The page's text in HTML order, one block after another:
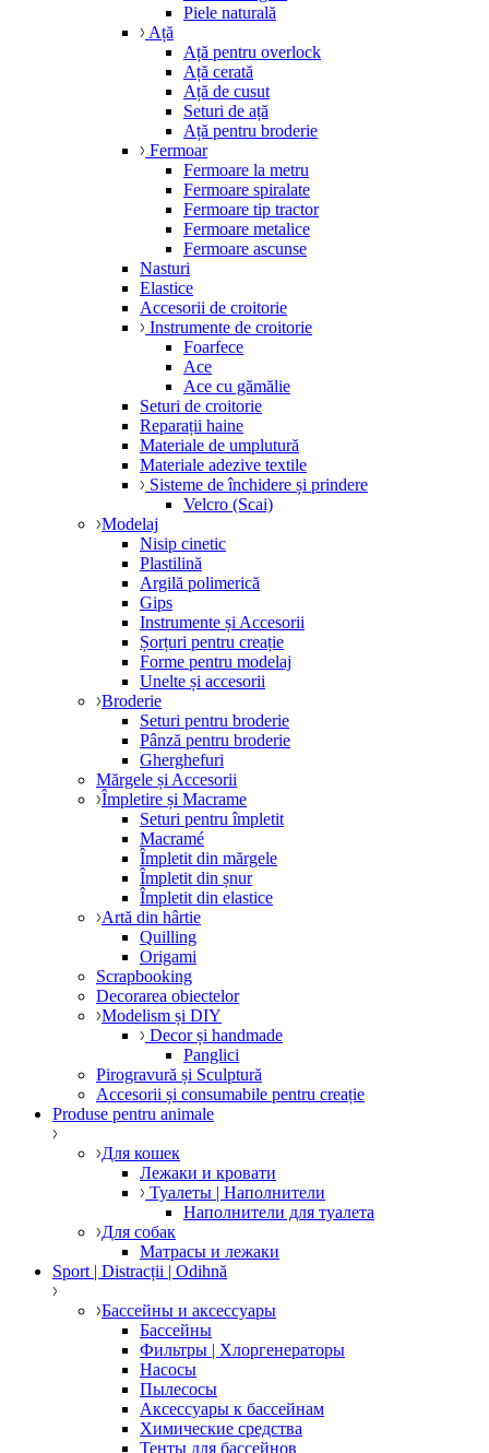
Piele naturală
Ață
Ață pentru overlock
Ață cerată
Ață de cusut
Seturi de ață
Ață pentru broderie
Fermoar
Fermoare la metru
Fermoare spiralate
Fermoare tip tractor
Fermoare metalice
Fermoare ascunse
Nasturi
Elastice
Accesorii de croitorie
Instrumente de croitorie
Foarfece
Ace
Ace cu gămălie
Seturi de croitorie
Reparații haine
Materiale de umplutură
Materiale adezive textile
Sisteme de închidere și prindere
Velcro (Scai)
Modelaj
Nisip cinetic
Plastilină
Argilă polimerică
Gips
Instrumente și Accesorii
Șorțuri pentru creație
Forme pentru modelaj
Unelte și accesorii
Broderie
Seturi pentru broderie
Pânză pentru broderie
Gherghefuri
Mărgele și Accesorii
Împletire și Macrame
Seturi pentru împletit
Macramé
Împletit din mărgele
Împletit din șnur
Împletit din elastice
Artă din hârtie
Quilling
Origami
Scrapbooking
Decorarea obiectelor
Modelism și DIY
Decor și handmade
Panglici
Pirogravură și Sculptură
Accesorii și consumabile pentru creație
Produse pentru animale
Для кошек
Лежаки и кровати
Туалеты | Наполнители
Наполнители для туалета
Для собак
Матрасы и лежаки
Sport | Distracții | Odihnă
Бассейны и аксессуары
Бассейны
Фильтры | Хлоргенераторы
Насосы
Пылесосы
Аксессуары к бассейнам
Химические средства
Тенты для бассейнов